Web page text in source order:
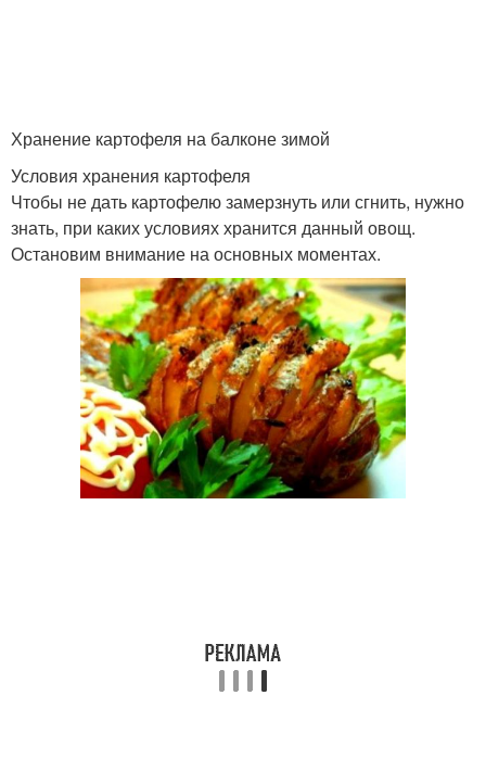
Хранение картофеля на балконе зимой
Условия хранения картофеля
Чтобы не дать картофелю замерзнуть или сгнить, нужно
знать, при каких условиях хранится данный овощ.
Остановим внимание на основных моментах.